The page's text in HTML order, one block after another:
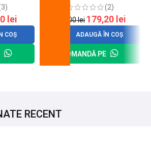
lei
COȘ
(2)
200,00lei 179,20 lei
ADAUGĂ ÎN COȘ
COMANDĂ PE
RECENT